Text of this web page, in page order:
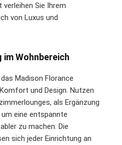
Sie Ihrem
von Luxus und
Wohnbereich
Madison Florance
und Design. Nutzen
als Ergänzung
eine entspannte
zu machen. Die
sich jeder Einrichtung an